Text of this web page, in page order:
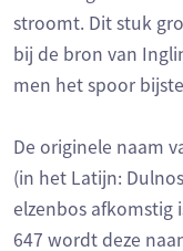
stroomt. Dit stuk
bij de bron van
men het spoor
De originele naam
(in het Latijn:
elzenbos afkomstig
647 wordt deze